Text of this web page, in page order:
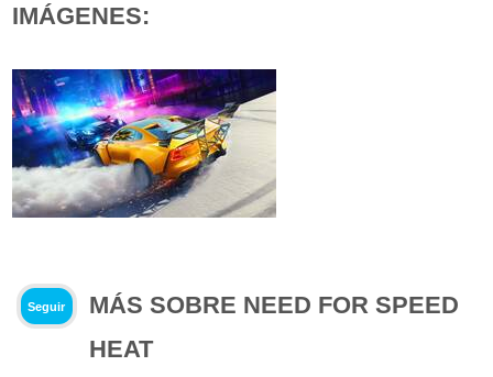
IMÁGENES:
Seguir
MÁS SOBRE NEED FOR SPEED
HEAT